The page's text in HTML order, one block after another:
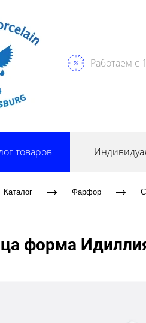
Работаем с
товаров
Каталог Фарфор
форма